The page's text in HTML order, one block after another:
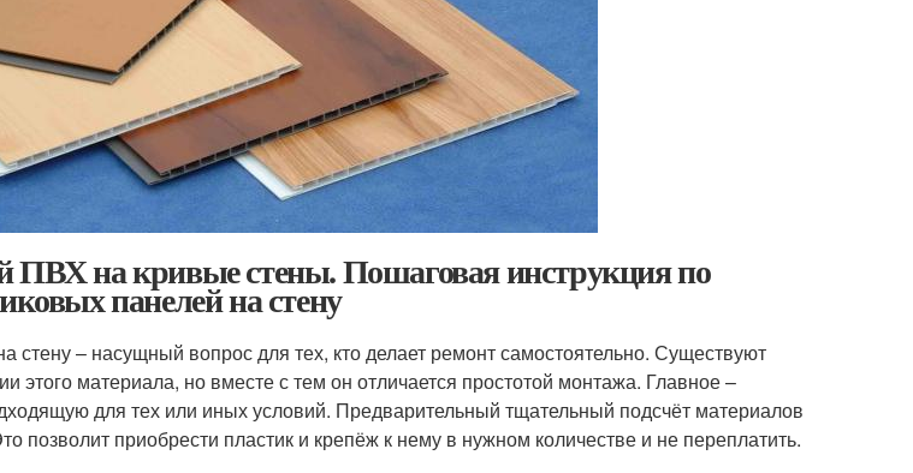
ПВХ на кривые стены. Пошаговая инструкция по
панелей на стену
стену – насущный вопрос для тех, кто делает ремонт самостоятельно. Существуют
этого материала, но вместе с тем он отличается простотой монтажа. Главное –
для тех или иных условий. Предварительный тщательный подсчёт материалов
позволит приобрести пластик и крепёж к нему в нужном количестве и не переплатить.